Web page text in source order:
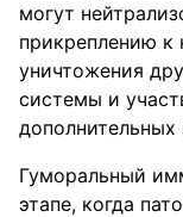
могут
прикреплению к
уничтожения
системы и
Гуморальный
этапе, когда